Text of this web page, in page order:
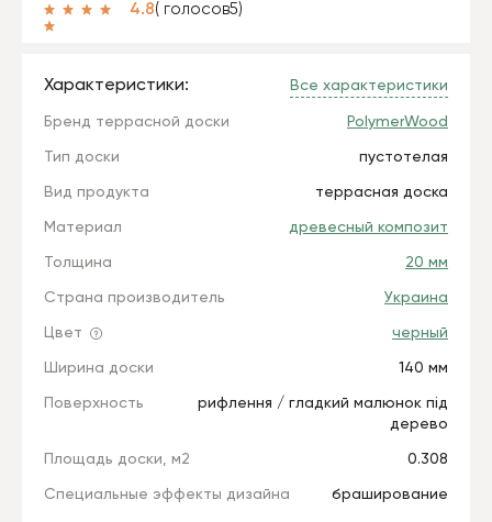
4.8( голосов5)
Характеристики: Все характеристики
Бренд террасной доски PolymerWood
Тип доски пустотелая
Вид продукта террасная доска
Материал древесный композит
Толщина 20 мм
Страна производитель Украина
Цвет черный
Ширина доски 140 мм
Поверхность
рифлення / гладкий малюнок під
дерево
Площадь доски, м2 0.308
Специальные эффекты дизайна браширование